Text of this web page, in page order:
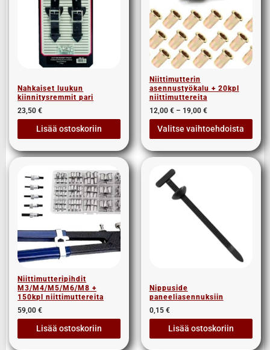
Nahkaiset luukun
kiinnitysremmit pari
23,50€
Lisää ostoskoriin
Niittimutterin
asennustyökalu + 20kpl
niittimuttereita
12,00 € – 19,00 €
Valitse vaihtoehdoista
Niittimutteripihdit
M3/M4/M5/M6/M8 +
150kpl niittimuttereita
59,00€
Lisää ostoskoriin
Nippuside
paneeliasennuksiin
0,15 €
Lisää ostoskoriin